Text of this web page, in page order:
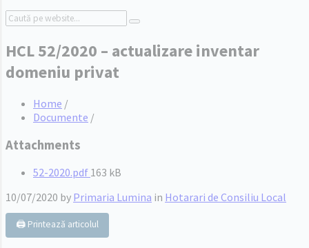
Search:
HCL 52/2020 – actualizare inventar
domeniu privat
Home /
Documente /
Attachments
52-2020.pdf File
163 kB
10/07/2020 by Primaria Lumina in Hotarari de Consiliu Local
🖨️ Printează articolul